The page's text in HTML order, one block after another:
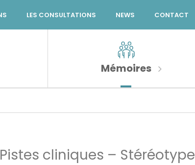
LES CONSULTATIONS NEWS CONTACT
Mémoires
cliniques – Stéréotype